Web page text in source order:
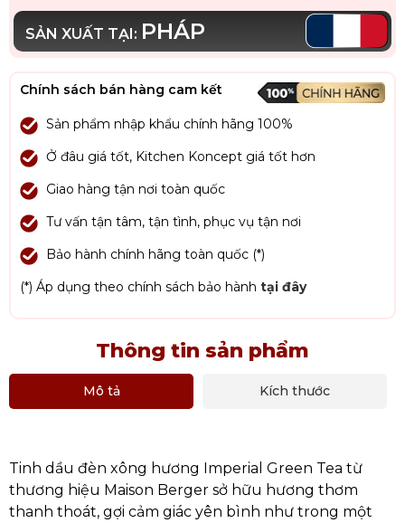
SẢN XUẤT TẠI: PHÁP
Chính sách bán hàng cam kết
Sản phẩm nhập khẩu chính hãng 100%
Ở đâu giá tốt, Kitchen Koncept giá tốt hơn
Giao hàng tận nơi toàn quốc
Tư vấn tận tâm, tận tình, phục vụ tận nơi
Bảo hành chính hãng toàn quốc (*)
(*) Áp dụng theo chính sách bảo hành tại đây
Thông tin sản phẩm
Mô tả Kích thước
Tinh dầu đèn xông hương Imperial Green Tea từ
thương hiệu Maison Berger sở hữu hương thơm
thanh thoát, gợi cảm giác yên bình như trong một